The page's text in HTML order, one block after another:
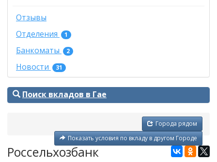
Отзывы
Отделения
1
Банкоматы 2
Новости 31
Поиск вкладов в Гае
Города рядом
Показать условия по вкладу в другом Городе
Россельхозбанк